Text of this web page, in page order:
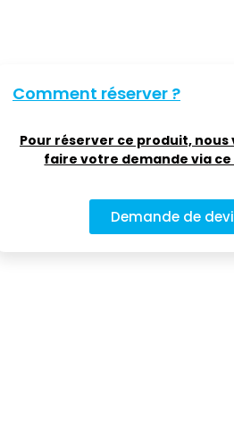
Comment réserver ?
Pour réserver ce produit, nous
faire votre demande via
Demande de